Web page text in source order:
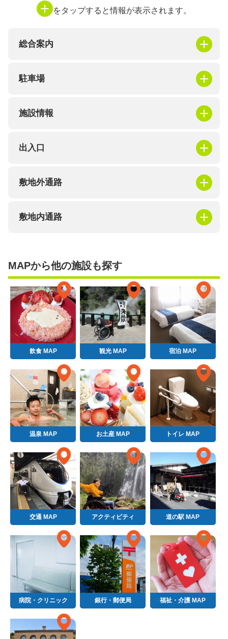
をタップすると情報が表示されます。
総合案内
駐車場
施設情報
出入口
敷地外通路
敷地内通路
MAPから他の施設も探す
飲食 MAP 観光 MAP 宿泊 MAP
温泉 MAP お土産 MAP トイレ MAP
交通 MAP アクティビティ 道の駅 MAP
病院・クリニック 銀行・郵便局 福祉・介護 MAP